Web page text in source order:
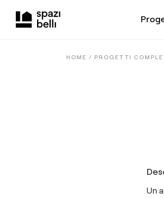
HOME / PROGETTI
Un